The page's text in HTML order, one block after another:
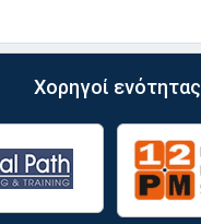
Χορηγοί ενότητας